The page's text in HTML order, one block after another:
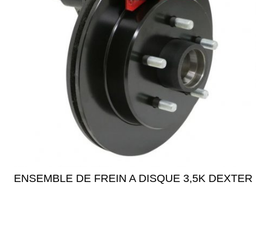
ENSEMBLE DE FREIN A DISQUE 3,5K DEXTER